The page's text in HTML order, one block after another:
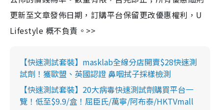
更新至文章發佈日期，訂購平台保留更改優惠權利，U
Lifestyle 概不負責。>>
【快速測試套裝】masklab全線分店開賣$28快速測
試劑！獲歐盟、英國認證 鼻咽拭子採樣檢測
【快速測試套裝】20大病毒快速測試劑購買平台一
覽！低至$9.9/盒！屈臣氏/萬寧/阿布泰/HKTVmall